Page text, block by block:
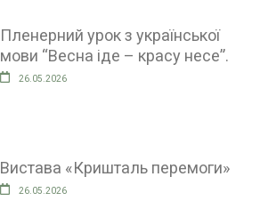
Пленерний урок з української
мови “Весна іде – красу несе”.
26.05.2026
Вистава «Кришталь перемоги»
26.05.2026